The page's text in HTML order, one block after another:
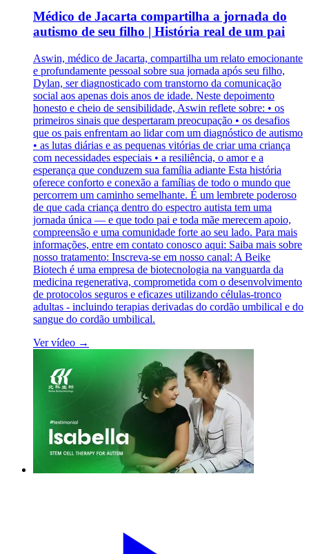
Médico de Jacarta compartilha a jornada do
autismo de seu filho | História real de um pai
Aswin, médico de Jacarta, compartilha um relato emocionante
e profundamente pessoal sobre sua jornada após seu filho,
Dylan, ser diagnosticado com transtorno da comunicação
social aos apenas dois anos de idade. Neste depoimento
honesto e cheio de sensibilidade, Aswin reflete sobre: • os
primeiros sinais que despertaram preocupação • os desafios
que os pais enfrentam ao lidar com um diagnóstico de autismo
• as lutas diárias e as pequenas vitórias de criar uma criança
com necessidades especiais • a resiliência, o amor e a
esperança que conduzem sua família adiante Esta história
oferece conforto e conexão a famílias de todo o mundo que
percorrem um caminho semelhante. É um lembrete poderoso
de que cada criança dentro do espectro autista tem uma
jornada única — e que todo pai e toda mãe merecem apoio,
compreensão e uma comunidade forte ao seu lado. Para mais
informações, entre em contato conosco aqui: Saiba mais sobre
nosso tratamento: Inscreva-se em nosso canal: A Beike
Biotech é uma empresa de biotecnologia na vanguarda da
medicina regenerativa, comprometida com o desenvolvimento
de protocolos seguros e eficazes utilizando células-tronco
adultas - incluindo terapias derivadas do cordão umbilical e do
sangue do cordão umbilical.
Ver vídeo →